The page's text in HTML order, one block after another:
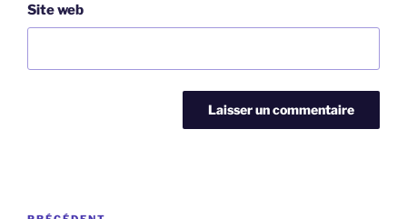
Site web
Navigation